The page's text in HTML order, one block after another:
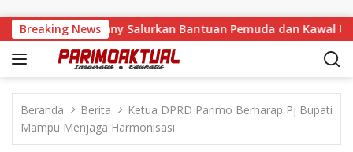
Breaking News
Malino, Feinny Salurkan Bantuan Pemuda dan Kawal Usulan
Beranda Berita
Ketua DPRD Parimo Berharap Pj Bupati
Mampu Menjaga Harmonisasi